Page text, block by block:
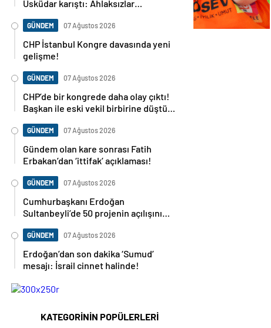
Üsküdar karıştı: Ahlaksızlar…
GÜNDEM 07 Ağustos 2026
CHP İstanbul Kongre davasında yeni
gelişme!
GÜNDEM 07 Ağustos 2026
CHP’de bir kongrede daha olay çıktı!
Başkan ile eski vekil birbirine düştü…
GÜNDEM 07 Ağustos 2026
Gündem olan kare sonrası Fatih
Erbakan’dan ‘ittifak’ açıklaması!
GÜNDEM 07 Ağustos 2026
Cumhurbaşkanı Erdoğan
Sultanbeyli’de 50 projenin açılışını
GÜNDEM 07 Ağustos 2026
Erdoğan’dan son dakika ‘Sumud’
mesajı: İsrail cinnet halinde!
KATEGORİNİN POPÜLERLERİ